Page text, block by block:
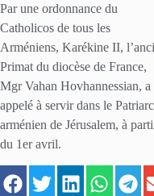
Par une ordonnance du
Catholicos de tous les
Arméniens, Karékine II,
Primat du diocèse de France,
Mgr Vahan Hovhannessian, a
appelé à servir dans le
arménien de Jérusalem, à
du 1er avril.